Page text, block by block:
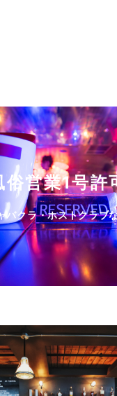
俗営業1号許
バクラ・ホストクラブ